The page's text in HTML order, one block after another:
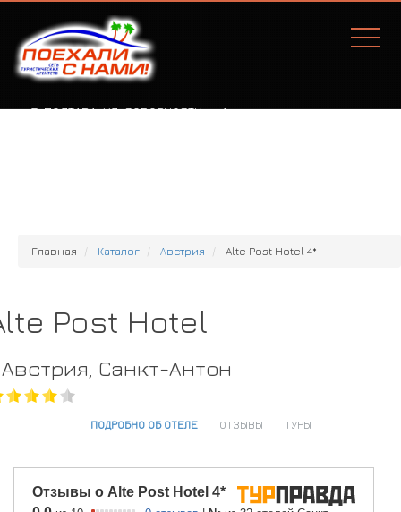
Г. ПОЛТАВА, УЛ. СОБОРНОСТИ, 77А
Главная Каталог Австрия Alte Post Hotel 4*
Post Hotel
Австрия, Санкт-Антон
ПОДРОБНО ОБ ОТЕЛЕ ОТЗЫВЫ ТУРЫ